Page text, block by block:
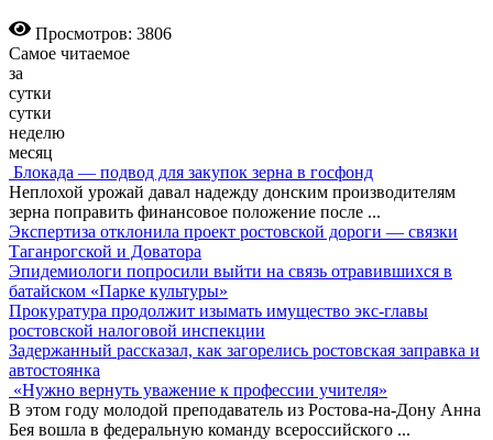
Просмотров: 3806
Самое читаемое
за
сутки
сутки
неделю
месяц
Блокада — подвод для закупок зерна в госфонд
Неплохой урожай давал надежду донским производителям
зерна поправить финансовое положение после ...
Экспертиза отклонила проект ростовской дороги — связки
Таганрогской и Доватора
Эпидемиологи попросили выйти на связь отравившихся в
батайском «Парке культуры»
Прокуратура продолжит изымать имущество экс-главы
ростовской налоговой инспекции
Задержанный рассказал, как загорелись ростовская заправка и
автостоянка
«Нужно вернуть уважение к профессии учителя»
В этом году молодой преподаватель из Ростова-на-Дону Анна
Бея вошла в федеральную команду всероссийского ...